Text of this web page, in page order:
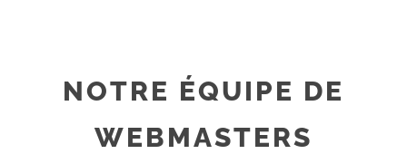
NOTRE ÉQUIPE DE
WEBMASTERS